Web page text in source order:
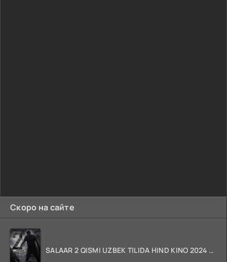
Скоро на сайте
SALAAR 2 QISMI UZBEK TILIDA HIND KINO 2024 TARJIMA 720p HD Skachat